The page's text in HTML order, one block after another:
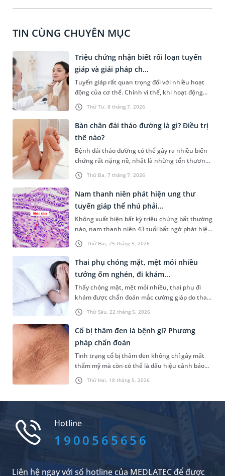
TIN CÙNG CHUYÊN MỤC
Thứ Tư, 8 tháng 7, 2026
Triệu chứng nhận biết rối loạn tuyến
giáp và giải pháp ch...
Tuyến giáp rất quan trọng đối với nhiều hoạt
động của cơ thể. Chính vì thế, khi hoạt động
của tuyến giáp bất thường sẽ gây ra nhiều ảnh
hưởng đến sức khỏe. Dưới đây là cách nhận
biết tình trạng rối loạn tuyến giáp và một số
Thứ Ba, 7 tháng 7, 2026
Bàn chân đái tháo đường là gì? Điều trị
thế nào?
Bệnh đái tháo đường có thể gây ra nhiều biến
chứng rất nặng nề, nhất là những tổn thương
về thần kinh và lưu thông máu kém. Từ đó tăng
nguy cơ loét bàn chân, thậm chí phải cắt cụt
chi trong những trường hợp có diễn biến xấu.
Bài viết dưới đây sẽ giúp bạn hiểu rõ bàn chân
đái tháo đường là gì, cách nhận diện sớm và
nên làm gì để kiểm soát tình trạng này.
Thứ Hai, 25 tháng 5, 2026
Nam thanh niên phát hiện ung thư
tuyến giáp thể nhú phải...
Không xuất hiện bất kỳ triệu chứng bất thường
nào, nam thanh niên 43 tuổi bất ngờ phát hiện
mắc ung thư tuyến giáp thể nhú trong lần
kiểm tra sức khỏe định kỳ tại Bệnh viện Đa
khoa MEDLATEC. Sau đó, bệnh nhân được
phẫu thuật nhằm ngăn chặn tình trạng di căn
hoặc xâm lấn cơ quan khác.
Thứ Sáu, 22 tháng 5, 2026
Thai phụ chóng mặt, mệt mỏi nhiều
tưởng ốm nghén, đi khám...
Thấy chóng mặt, mệt mỏi nhiều, thai phụ đi
khám được chẩn đoán mắc cường giáp do thai
kỳ - một chứng rối loạn chức năng tuyến giáp.
Tuy nhiên, tình trạng này rất dễ nhầm lẫn với
Basedow - một bệnh lý tuyến giáp có thể gây
sảy thai, sinh non, tăng nguy cơ tiền sản giật…
Thứ Hai, 18 tháng 5, 2026
Cổ bị thâm đen là bệnh gì? Phương
pháp chẩn đoán
Tình trạng cổ bị thâm đen không chỉ gây mất
thẩm mỹ mà còn có thể là dấu hiệu cảnh báo
một số vấn đề sức khỏe tiềm ẩn. Vậy nguyên
nhân khiến cổ bị thâm đen là bệnh gì, làm cách
cùng bạn tìm hiểu thông tin liên quan và giải
Hotline
1900565656
Liên hệ ngay với số hotline của MEDLATEC để được